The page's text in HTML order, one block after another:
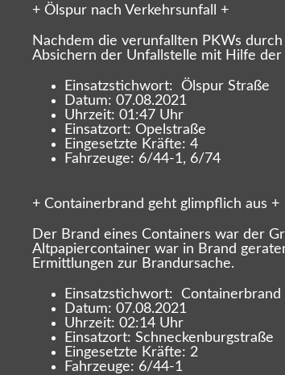
+ Ölspur nach Verkehrsunfall +
Nachdem die verunfallten PKWs
Absichern der Unfallstelle mit Hilfe der
Einsatzstichwort: Ölspur Straße
Datum: 07.08.2021
Uhrzeit: 01:47 Uhr
Einsatzort: Opelstraße
Eingesetzte Kräfte: 4
Fahrzeuge: 6/44-1, 6/74
+ Containerbrand geht glimpflich aus +
Der Brand eines Containers war der
Altpapiercontainer war in Brand
Ermittlungen zur Brandursache.
Einsatzstichwort: Containerbrand
Datum: 07.08.2021
Uhrzeit: 02:14 Uhr
Einsatzort: Schneckenburgstraße
Eingesetzte Kräfte: 2
Fahrzeuge: 6/44-1